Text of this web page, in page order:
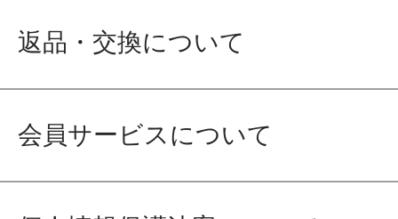
返品・交換について
会員サービスについて